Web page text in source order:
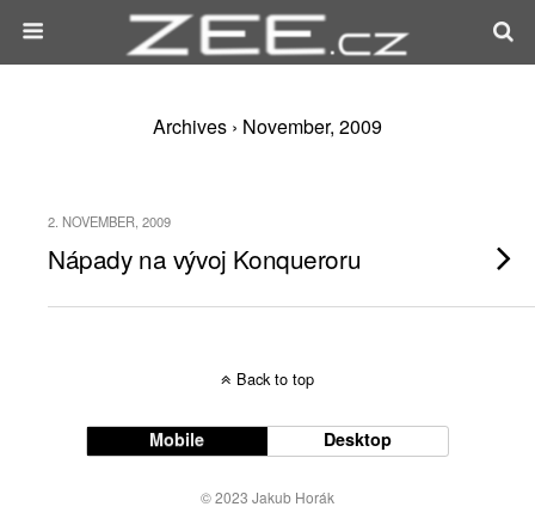
Archives › November, 2009
2. NOVEMBER, 2009
Nápady na vývoj Konqueroru
Back to top
Mobile Desktop
© 2023 Jakub Horák